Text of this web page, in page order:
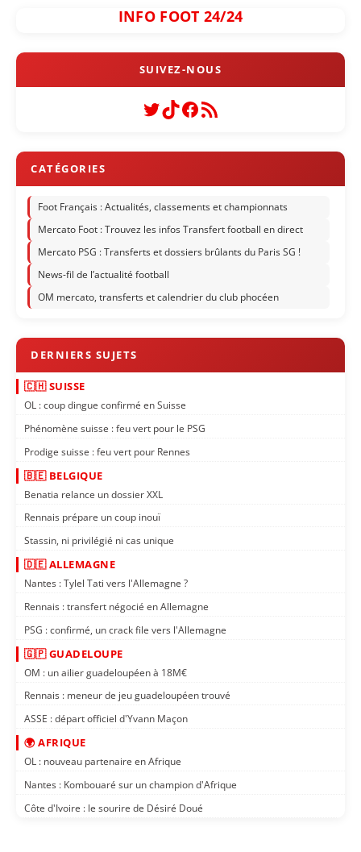
INFO FOOT 24/24
Twitter
TikTok
Facebook
Flux RSS
Foot Français : Actualités, classements et championnats
Mercato Foot : Trouvez les infos Transfert football en direct
Mercato PSG : Transferts et dossiers brûlants du Paris SG !
News-fil de l’actualité football
OM mercato, transferts et calendrier du club phocéen
🇨🇭 SUISSE
OL : coup dingue confirmé en Suisse
Phénomène suisse : feu vert pour le PSG
Prodige suisse : feu vert pour Rennes
🇧🇪 BELGIQUE
Benatia relance un dossier XXL
Rennais prépare un coup inouï
Stassin, ni privilégié ni cas unique
🇩🇪 ALLEMAGNE
Nantes : Tylel Tati vers l'Allemagne ?
Rennais : transfert négocié en Allemagne
PSG : confirmé, un crack file vers l'Allemagne
🇬🇵 GUADELOUPE
OM : un ailier guadeloupéen à 18M€
Rennais : meneur de jeu guadeloupéen trouvé
ASSE : départ officiel d'Yvann Maçon
🌍 AFRIQUE
OL : nouveau partenaire en Afrique
Nantes : Kombouaré sur un champion d'Afrique
Côte d'Ivoire : le sourire de Désiré Doué